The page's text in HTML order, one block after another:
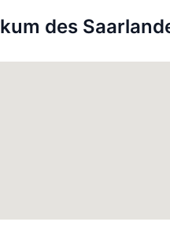
des